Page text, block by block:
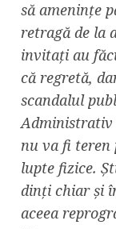
să amenințe
retragă de la
invitați au
că regretă,
scandalul
Administrativ
nu va fi
lupte fizice.
dinți chiar și
aceea